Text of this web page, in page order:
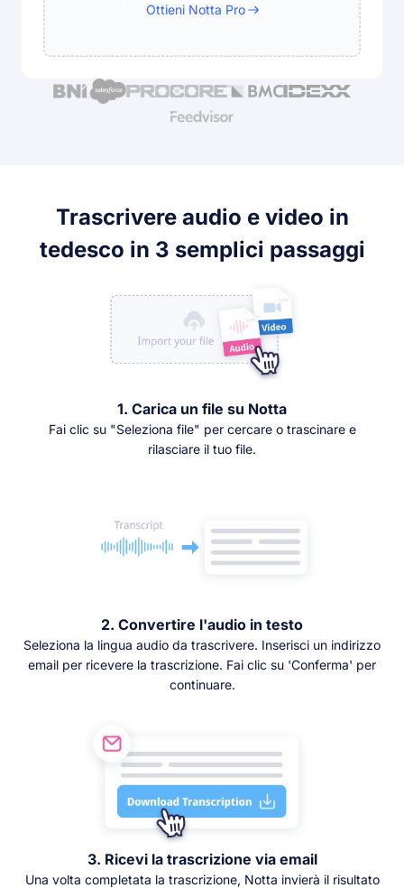
Ottieni Notta Pro
Trascrivere audio e video in
tedesco in 3 semplici passaggi
1. Carica un file su Notta
Fai clic su "Seleziona file" per cercare o trascinare e
rilasciare il tuo file.
2. Convertire l'audio in testo
Seleziona la lingua audio da trascrivere. Inserisci un indirizzo
email per ricevere la trascrizione. Fai clic su 'Conferma' per
continuare.
3. Ricevi la trascrizione via email
Una volta completata la trascrizione, Notta invierà il risultato